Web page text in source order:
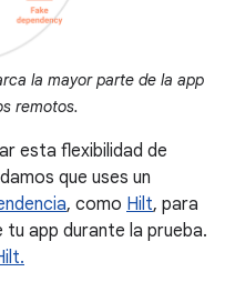
la mayor parte de la app
remotos.
esta flexibilidad de
que uses un
, como Hilt, para
app durante la prueba.